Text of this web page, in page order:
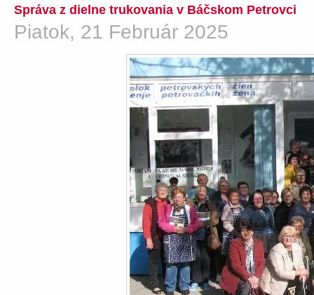
Správa z dielne trukovania v Báčskom Petrovci
Piatok, 21 Február 2025